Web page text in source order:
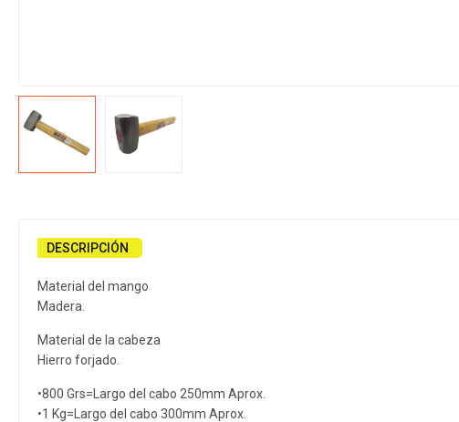
DESCRIPCIÓN
Material del mango
Madera.
Material de la cabeza
Hierro forjado.
•800 Grs=Largo del cabo 250mm Aprox.
•1 Kg=Largo del cabo 300mm Aprox.